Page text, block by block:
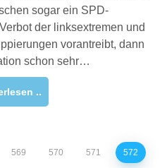
sogar ein SPD-
der linksextremen und
vorantreibt, dann
schon sehr…
..
569 570 571 572